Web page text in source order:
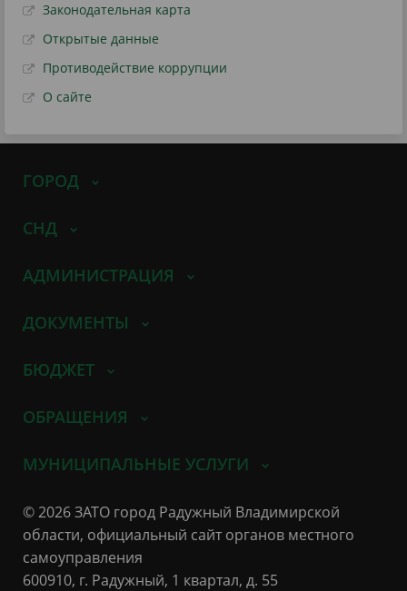
Законодательная карта
Открытые данные
Противодействие коррупции
О сайте
ГОРОД
СНД
АДМИНИСТРАЦИЯ
ДОКУМЕНТЫ
БЮДЖЕТ
ОБРАЩЕНИЯ
МУНИЦИПАЛЬНЫЕ УСЛУГИ
© 2026 ЗАТО город Радужный Владимирской
области, официальный сайт органов местного
самоуправления
600910, г. Радужный, 1 квартал, д. 55